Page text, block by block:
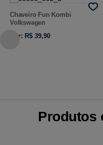
Chaveiro Fun Kombi
Volkswagen
Por: R$ 39,90
Produtos